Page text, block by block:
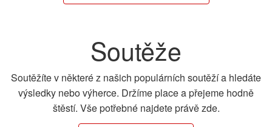
Soutěže
Soutěžíte v některé z našich populárních soutěží a hledáte
výsledky nebo výherce. Držíme place a přejeme hodně
štěstí. Vše potřebné najdete právě zde.